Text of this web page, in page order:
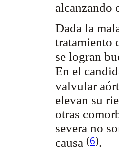
alcanzando
Dada la
tratamiento
se logran
En el
valvular
elevan su
otras
severa no
causa (6).